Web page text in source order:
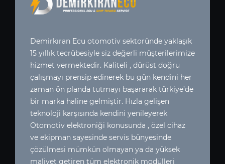
Demirkıran Ecu otomotiv sektoründe yaklaşık
15 yıllık tecrübesiyle siz değerli müşterilerimize
hizmet vermektedir. Kaliteli , dürüst doğru
çalışmayı prensip edinerek bu gün kendini her
zaman ön planda tutmayı başararak türkiye’de
bir marka haline gelmiştir. Hızla gelişen
teknoloji karşısında kendini yenileyerek
Otomotiv elektroniği konusunda , özel cihaz
ve ekipman sayesinde servis bünyesinde
çözülmesi mümkün olmayan ya da yüksek
maliyet getiren tüm elektronik modülleri